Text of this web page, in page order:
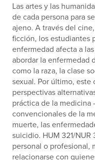
Las artes y las
de cada persona para
ajeno. A través del
ficción, los estudiantes
enfermedad afecta a
abordar la enfermedad
como la raza, la clase
sexual. Por último, este
perspectivas
práctica de la
convencionales de la
muerte, las
suicidio. HUM 321/
personal o profesional,
relacionarse con